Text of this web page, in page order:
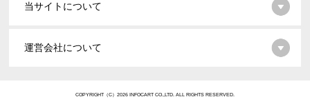
当サイトについて
運営会社について
COPYRIGHT（C）2026 INFOCART CO.,LTD. ALL RIGHTS RESERVED.